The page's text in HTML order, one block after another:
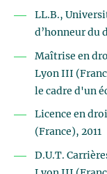
LL.B.,
d’honneur du
Maîtrise en
Lyon III
le cadre d'un
Licence en
(France), 2011
D.U.T.